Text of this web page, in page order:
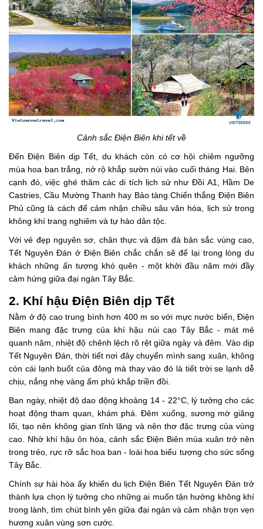
Cảnh sắc Điện Biên khi tết về
Đến Điện Biên dịp Tết, du khách còn có cơ hội chiêm ngưỡng
mùa hoa ban trắng, nở rộ khắp sườn núi vào cuối tháng Hai. Bên
cạnh đó, việc ghé thăm các di tích lịch sử như Đồi A1, Hầm De
Castries, Cầu Mường Thanh hay Bảo tàng Chiến thắng Điện Biên
Phủ cũng là cách để cảm nhận chiều sâu văn hóa, lịch sử trong
không khí trang nghiêm và tự hào dân tộc.
Với vẻ đẹp nguyên sơ, chân thực và đậm đà bản sắc vùng cao,
Tết Nguyên Đán ở Điện Biên chắc chắn sẽ để lại trong lòng du
khách những ấn tượng khó quên - một khởi đầu năm mới đầy
cảm hứng giữa đại ngàn Tây Bắc.
2. Khí hậu Điện Biên dịp Tết
Nằm ở độ cao trung bình hơn 400 m so với mực nước biển, Điện
Biên mang đặc trưng của khí hậu núi cao Tây Bắc - mát mẻ
quanh năm, nhiệt độ chênh lệch rõ rệt giữa ngày và đêm. Vào dịp
Tết Nguyên Đán, thời tiết nơi đây chuyển mình sang xuân, không
còn cái lạnh buốt của đông mà thay vào đó là tiết trời se lạnh dễ
chịu, nắng nhẹ vàng ấm phủ khắp triền đồi.
Ban ngày, nhiệt độ dao động khoảng 14 - 22°C, lý tưởng cho các
hoạt động tham quan, khám phá. Đêm xuống, sương mờ giăng
lối, tạo nên không gian tĩnh lặng và nên thơ đặc trưng của vùng
cao. Nhờ khí hậu ôn hòa, cảnh sắc Điện Biên mùa xuân trở nên
trong trẻo, rực rỡ sắc hoa ban - loài hoa biểu tượng cho sức sống
Tây Bắc.
Chính sự hài hòa ấy khiến du lịch Điện Biên Tết Nguyên Đán trở
thành lựa chọn lý tưởng cho những ai muốn tận hưởng không khí
trong lành, tìm chút bình yên giữa đại ngàn và cảm nhận trọn vẹn
hương xuân vùng sơn cước.